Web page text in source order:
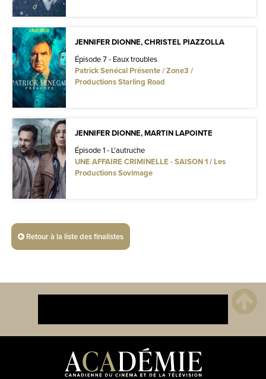
JENNIFER DIONNE, CHRISTEL PIAZZOLLA
Épisode 7 - Eaux troubles
Patrick Senécal Présente / Zone3 /
Productions Starling Road
JENNIFER DIONNE, MARTIN LAPOINTE
Épisode 1 - L'autruche
UNE AFFAIRE CRIMINELLE - SAISON 1 / Les
Productions Sovimage
Retour à la liste des finalistes